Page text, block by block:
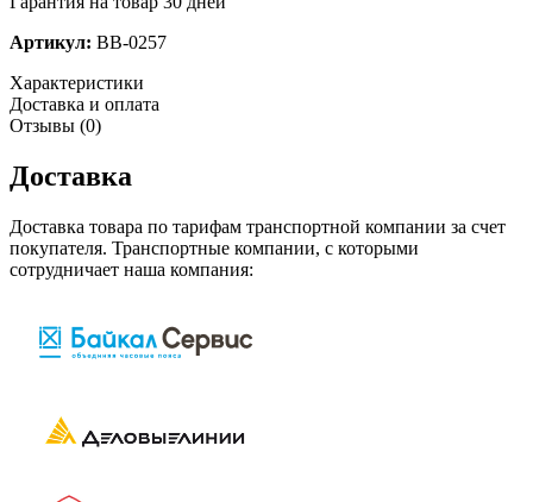
Артикул: BB-0257
Характеристики
Доставка и оплата
Отзывы (0)
Доставка
Доставка товара по тарифам транспортной компании за счет
покупателя. Транспортные компании, с которыми
сотрудничает наша компания: